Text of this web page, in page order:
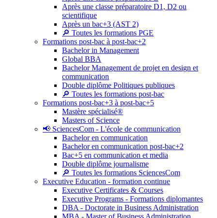
Après une classe préparatoire D1, D2 ou
scientifique
Après un bac+3 (AST 2)
🔎 Toutes les formations PGE
Formations post-bac à post-bac+2
Bachelor in Management
Global BBA
Bachelor Management de projet en design et
communication
Double diplôme Politiques publiques
🔎 Toutes les formations post-bac
Formations post-bac+3 à post-bac+5
Mastère spécialisé®
Masters of Science
📢 SciencesCom - L'école de communication
Bachelor en communication
Bachelor en communication post-bac+2
Bac+5 en communication et media
Double diplôme journalisme
🔎 Toutes les formations SciencesCom
Executive Education - formation continue
Executive Certificates & Courses
Executive Programs - Formations diplomantes
DBA - Doctorate in Business Administration
MBA - Master of Business Administration